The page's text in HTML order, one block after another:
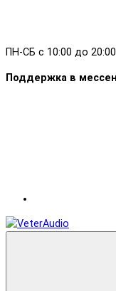
ПН-СБ с 10:00 до
Поддержка в